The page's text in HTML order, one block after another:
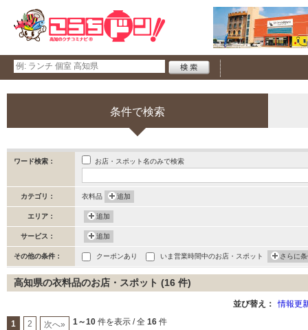
条件で検索
ワード検索： お店・スポット名のみで検索
カテゴリ： 衣料品 追加
エリア： 追加
サービス： 追加
その他の条件： クーポンあり いま営業時間中のお店・スポット さらに
高知県の衣料品のお店・スポット (16 件)
並び替え： 情報更
1 2 次へ» 1～10 件を表示 / 全 16 件